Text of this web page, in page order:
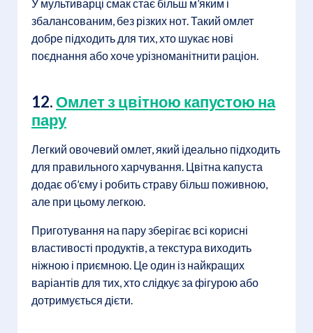
У мультиварці смак стає більш м’яким і
збалансованим, без різких нот. Такий омлет
добре підходить для тих, хто шукає нові
поєднання або хоче урізноманітнити раціон.
12. Омлет з цвітною капустою на
пару
Легкий овочевий омлет, який ідеально підходить
для правильного харчування. Цвітна капуста
додає об’єму і робить страву більш поживною,
але при цьому легкою.
Приготування на пару зберігає всі корисні
властивості продуктів, а текстура виходить
ніжною і приємною. Це один із найкращих
варіантів для тих, хто слідкує за фігурою або
дотримується дієти.